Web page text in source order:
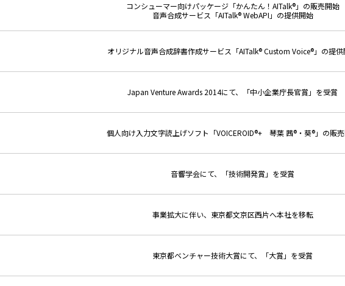
コンシューマー向けパッケージ「かんたん！AITalk®」の販売開始
音声合成サービス「AITalk® WebAPI」の提供開始
オリジナル音声合成辞書作成サービス「AITalk® Custom Voice®」の提
Japan Venture Awards 2014にて、「中小企業庁長官賞」を受賞
個人向け入力文字読上げソフト「VOICEROID®+ 琴葉 茜®・葵®」の販
音響学会にて、「技術開発賞」を受賞
事業拡大に伴い、東京都文京区西片へ本社を移転
東京都ベンチャー技術大賞にて、「大賞」を受賞